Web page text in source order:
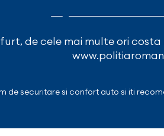
de cele mai multe ori
de securitare si confort auto si iti